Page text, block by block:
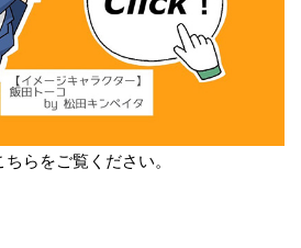
らをご覧ください。